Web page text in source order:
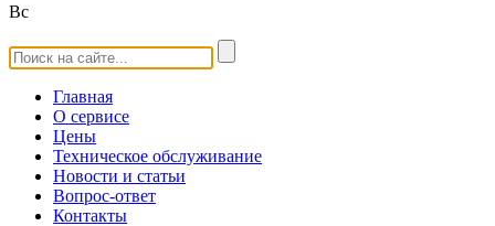
Вс
Главная
О сервисе
Цены
Техническое обслуживание
Новости и статьи
Вопрос-ответ
Контакты